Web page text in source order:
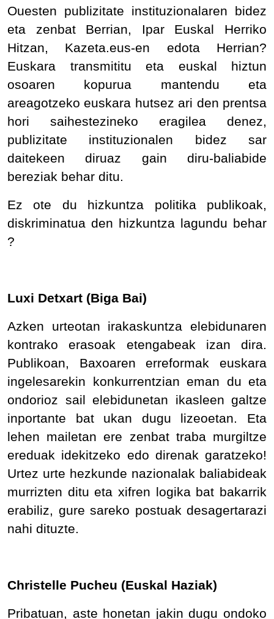
Ouesten publizitate instituzionalaren bidez
eta zenbat Berrian, Ipar Euskal Herriko
Hitzan, Kazeta.eus-en edota Herrian?
Euskara transmititu eta euskal hiztun
osoaren kopurua mantendu eta
areagotzeko euskara hutsez ari den prentsa
hori saihestezineko eragilea denez,
publizitate instituzionalen bidez sar
daitekeen diruaz gain diru-baliabide
bereziak behar ditu.
Ez ote du hizkuntza politika publikoak,
diskriminatua den hizkuntza lagundu behar
?
Luxi Detxart (Biga Bai)
Azken urteotan irakaskuntza elebidunaren
kontrako erasoak etengabeak izan dira.
Publikoan, Baxoaren erreformak euskara
ingelesarekin konkurrentzian eman du eta
ondorioz sail elebidunetan ikasleen galtze
inportante bat ukan dugu lizeoetan. Eta
lehen mailetan ere zenbat traba murgiltze
ereduak idekitzeko edo direnak garatzeko!
Urtez urte hezkunde nazionalak baliabideak
murrizten ditu eta xifren logika bat bakarrik
erabiliz, gure sareko postuak desagertarazi
nahi dituzte.
Christelle Pucheu (Euskal Haziak)
Pribatuan, aste honetan jakin dugu ondoko